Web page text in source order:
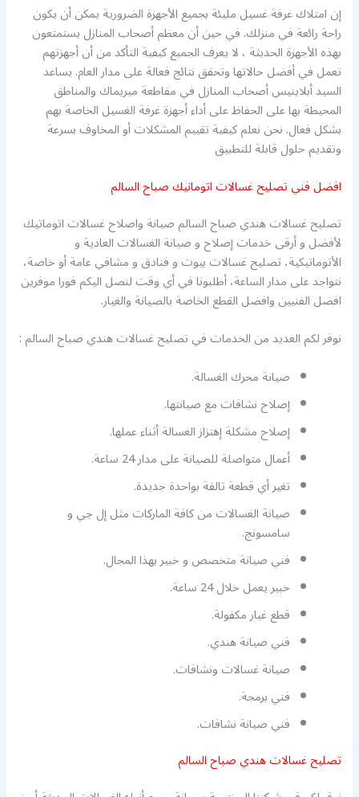
إن امتلاك غرفة غسيل مليئة بجميع الأجهزة الضرورية يمكن أن يكون
راحة رائعة في منزلك. في حين أن معظم أصحاب المنازل يستمتعون
بهذه الأجهزة الحديثة ، لا يعرف الجميع كيفية التأكد من أن أجهزتهم
تعمل في أفضل حالاتها وتحقق نتائج فعالة على مدار العام. يساعد
السيد أبلاينيس أصحاب المنازل في مقاطعة ميريماك والمناطق
المحيطة بها على الحفاظ على أداء أجهزة غرفة الغسيل الخاصة بهم
بشكل فعال. نحن نعلم كيفية تقييم المشكلات أو المخاوف بسرعة
وتقديم حلول قابلة للتطبيق
افضل فني تصليح غسالات اتومانيك صباح السالم
تصليح غسالات هندي صباح السالم صيانة واصلاح غسالات اتوماتيك
لأفضل و أرقى خدمات إصلاح و صيانة الغسالات العادية و
الأتوماتيكية، تصليح غسالات بيوت و فنادق و مشافي عامة أو خاصة،
نتواجد على مدار الساعة، أطلبونا في أي وقت لنصل اليكم فورا موفرين
افضل الفنيين وافضل القطع الخاصة بالصيانة والغيار.
نوفر لكم العديد من الخدمات في تصليح غسالات هندي صباح السالم :
صيانة محرك الغسالة.
إصلاح نشافات مع صيانتها.
إصلاح مشكلة إهتزاز الغسالة أثناء عملها.
أعمال متواصلة للصيانة على مدار 24 ساعة.
تغير أي قطعة تالفة بواحدة جديدة.
صيانة الغسالات من كافة الماركات مثل إل جي و
سامسونج.
فني صيانة متخصص و خبير بهذا المجال.
خبير يعمل خلال 24 ساعة.
قطع غيار مكفولة.
فني صيانة هندي.
صيانة غسالات ونشافات.
فني برمجة.
فني صيانة نشافات.
تصليح غسالات هندي صباح السالم